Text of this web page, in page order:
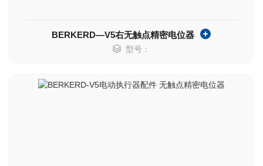
BERKERD—V5右无触点精密电位器
型号：